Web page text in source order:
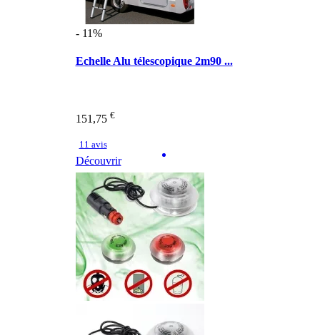
- 11%
Echelle Alu télescopique 2m90 ...
151,75 €
11 avis
Découvrir